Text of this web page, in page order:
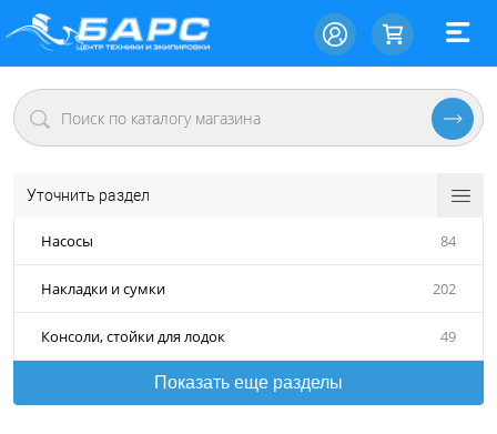
Уточнить раздел
Насосы 84
Накладки и сумки 202
Консоли, стойки для лодок 49
Показать еще разделы